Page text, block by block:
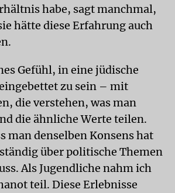
habe, sagt manchmal,
hätte diese Erfahrung auch
Gefühl, in eine jüdische
zu sein – mit
die verstehen, was man
die ähnliche Werte teilen.
man denselben Konsens hat
über politische Themen
Als Jugendliche nahm ich
teil. Diese Erlebnisse